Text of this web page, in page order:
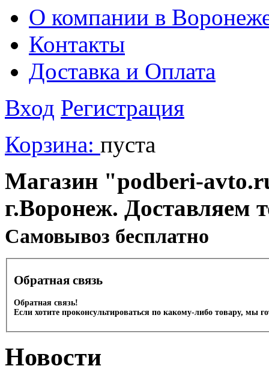
О компании в
Контакты
Доставка и Оплата
Вход Регистрация
Корзина: пуста
Магазин "podberi-
г.Воронеж. Доставляем
Cамовывоз бесплатно
Обратная связь
Обратная связь!
Если хотите проконсультироваться по какому-либо товару, мы
Новости